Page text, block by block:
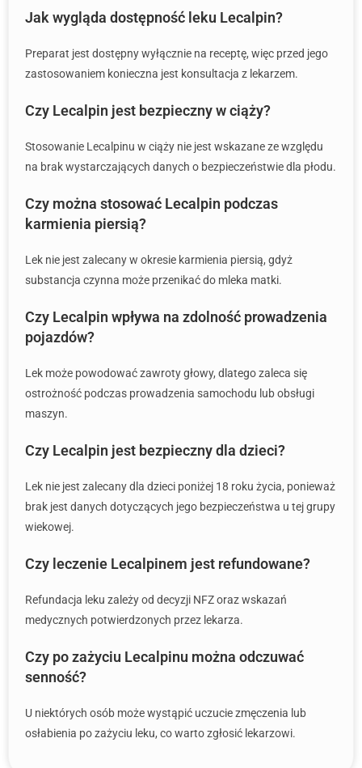
Jak wygląda dostępność leku Lecalpin?
Preparat jest dostępny wyłącznie na receptę, więc przed jego
zastosowaniem konieczna jest konsultacja z lekarzem.
Czy Lecalpin jest bezpieczny w ciąży?
Stosowanie Lecalpinu w ciąży nie jest wskazane ze względu
na brak wystarczających danych o bezpieczeństwie dla płodu.
Czy można stosować Lecalpin podczas
karmienia piersią?
Lek nie jest zalecany w okresie karmienia piersią, gdyż
substancja czynna może przenikać do mleka matki.
Czy Lecalpin wpływa na zdolność prowadzenia
pojazdów?
Lek może powodować zawroty głowy, dlatego zaleca się
ostrożność podczas prowadzenia samochodu lub obsługi
maszyn.
Czy Lecalpin jest bezpieczny dla dzieci?
Lek nie jest zalecany dla dzieci poniżej 18 roku życia, ponieważ
brak jest danych dotyczących jego bezpieczeństwa u tej grupy
wiekowej.
Czy leczenie Lecalpinem jest refundowane?
Refundacja leku zależy od decyzji NFZ oraz wskazań
medycznych potwierdzonych przez lekarza.
Czy po zażyciu Lecalpinu można odczuwać
senność?
U niektórych osób może wystąpić uczucie zmęczenia lub
osłabienia po zażyciu leku, co warto zgłosić lekarzowi.